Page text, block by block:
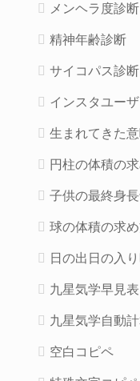
メンヘラ度診断
精神年齢診断
サイコパス診断
インスタユー
生まれてきた
円柱の体積の
子供の最終身長
球の体積の求
日の出日の入
九星気学早見表
九星気学自動
空白コピペ